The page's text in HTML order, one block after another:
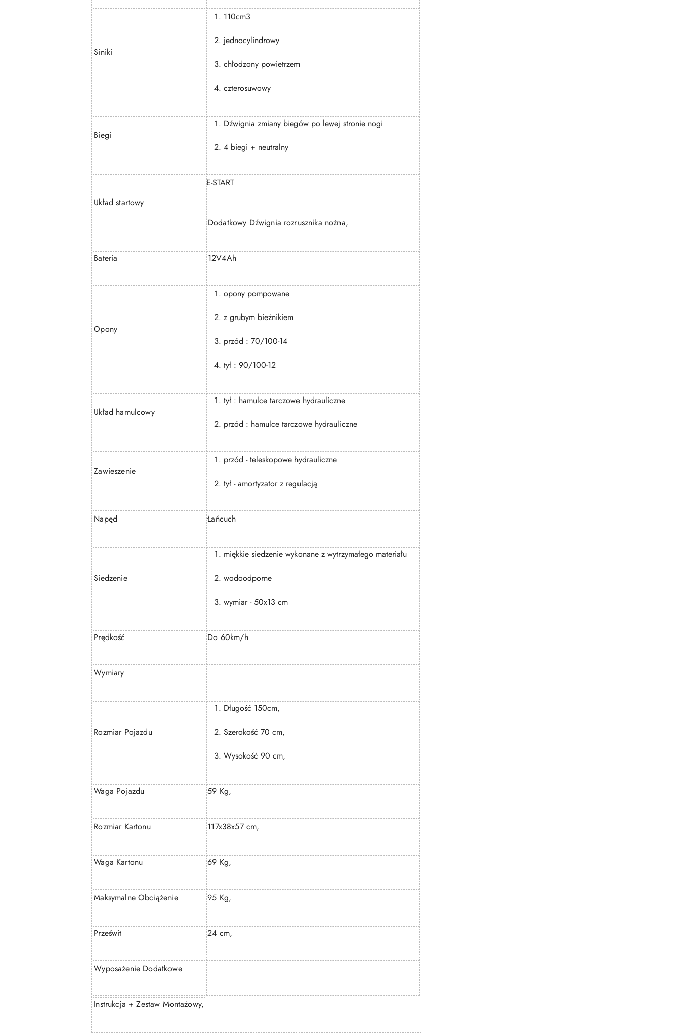
Siniki
110cm3
jednocylindrowy
chłodzony powietrzem
czterosuwowy
Biegi
Dźwignia zmiany biegów po lewej stronie nogi
4 biegi + neutralny
Układ startowy
E-START
Dodatkowy Dźwignia rozrusznika nożna,
Bateria 12V4Ah
Opony
opony pompowane
z grubym bieżnikiem
przód : 70/100-14
tył : 90/100-12
Układ hamulcowy
tył : hamulce tarczowe hydrauliczne
przód : hamulce tarczowe hydrauliczne
Zawieszenie
przód - teleskopowe hydrauliczne
tył - amortyzator z regulacją
Napęd Łańcuch
Siedzenie
miękkie siedzenie wykonane z wytrzymałego materiału
wodoodporne
wymiar - 50x13 cm
Prędkość Do 60km/h
Wymiary
Rozmiar Pojazdu
Długość 150cm,
Szerokość 70 cm,
Wysokość 90 cm,
Waga Pojazdu 59 Kg,
Rozmiar Kartonu 117x38x57 cm,
Waga Kartonu 69 Kg,
Maksymalne Obciążenie 95 Kg,
Prześwit 24 cm,
Wyposażenie Dodatkowe
Instrukcja + Zestaw Montażowy,